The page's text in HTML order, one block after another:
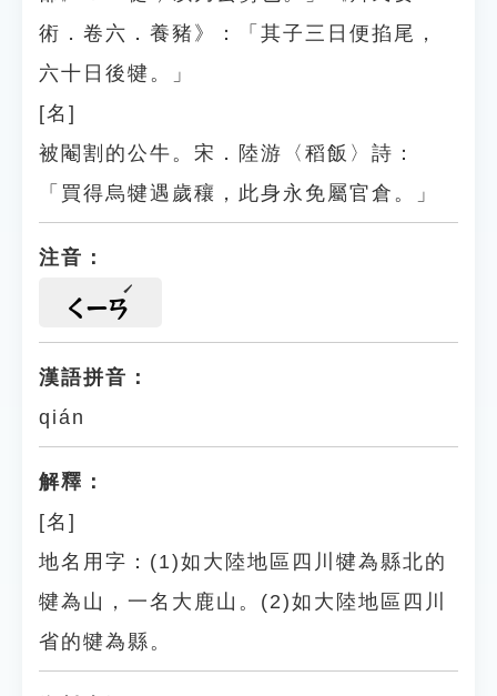
術．卷六．養豬》：「其子三日便掐尾，
六十日後犍。」
[名]
被閹割的公牛。宋．陸游〈稻飯〉詩：
「買得烏犍遇歲穰，此身永免屬官倉。」
注音：
ㄑㄧㄢ
漢語拼音：
qián
解釋：
[名]
地名用字：(1)如大陸地區四川犍為縣北的
犍為山，一名大鹿山。(2)如大陸地區四川
省的犍為縣。